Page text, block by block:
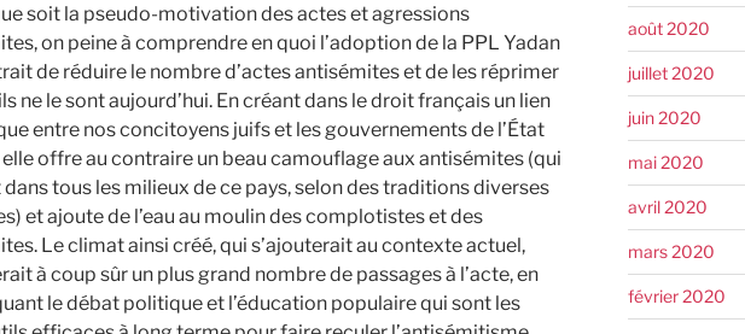
soit la pseudo-motivation des actes et agressions
on peine à comprendre en quoi l’adoption de la PPL Yadan
de réduire le nombre d’actes antisémites et de les réprimer
ne le sont aujourd’hui. En créant dans le droit français un lien
entre nos concitoyens juifs et les gouvernements de l’État
elle offre au contraire un beau camouflage aux antisémites (qui
tous les milieux de ce pays, selon des traditions diverses
et ajoute de l’eau au moulin des complotistes et des
Le climat ainsi créé, qui s’ajouterait au contexte actuel,
à coup sûr un plus grand nombre de passages à l’acte, en
le débat politique et l’éducation populaire qui sont les
août 2020
juillet 2020
juin 2020
mai 2020
avril 2020
mars 2020
février 2020